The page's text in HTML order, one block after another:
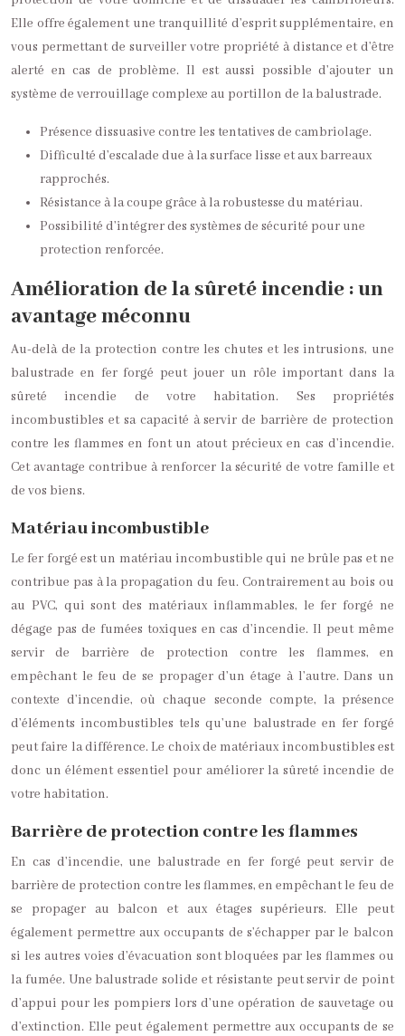
Elle offre également une tranquillité d’esprit supplémentaire, en
vous permettant de surveiller votre propriété à distance et d’être
alerté en cas de problème. Il est aussi possible d’ajouter un
système de verrouillage complexe au portillon de la balustrade.
Présence dissuasive contre les tentatives de cambriolage.
Difficulté d’escalade due à la surface lisse et aux barreaux
rapprochés.
Résistance à la coupe grâce à la robustesse du matériau.
Possibilité d’intégrer des systèmes de sécurité pour une
protection renforcée.
Amélioration de la sûreté incendie : un
avantage méconnu
Au-delà de la protection contre les chutes et les intrusions, une
balustrade en fer forgé peut jouer un rôle important dans la
sûreté incendie de votre habitation. Ses propriétés
incombustibles et sa capacité à servir de barrière de protection
contre les flammes en font un atout précieux en cas d’incendie.
Cet avantage contribue à renforcer la sécurité de votre famille et
de vos biens.
Matériau incombustible
Le fer forgé est un matériau incombustible qui ne brûle pas et ne
contribue pas à la propagation du feu. Contrairement au bois ou
au PVC, qui sont des matériaux inflammables, le fer forgé ne
dégage pas de fumées toxiques en cas d’incendie. Il peut même
servir de barrière de protection contre les flammes, en
empêchant le feu de se propager d’un étage à l’autre. Dans un
contexte d’incendie, où chaque seconde compte, la présence
d’éléments incombustibles tels qu’une balustrade en fer forgé
peut faire la différence. Le choix de matériaux incombustibles est
donc un élément essentiel pour améliorer la sûreté incendie de
votre habitation.
Barrière de protection contre les flammes
En cas d’incendie, une balustrade en fer forgé peut servir de
barrière de protection contre les flammes, en empêchant le feu de
se propager au balcon et aux étages supérieurs. Elle peut
également permettre aux occupants de s’échapper par le balcon
si les autres voies d’évacuation sont bloquées par les flammes ou
la fumée. Une balustrade solide et résistante peut servir de point
d’appui pour les pompiers lors d’une opération de sauvetage ou
d’extinction. Elle peut également permettre aux occupants de se